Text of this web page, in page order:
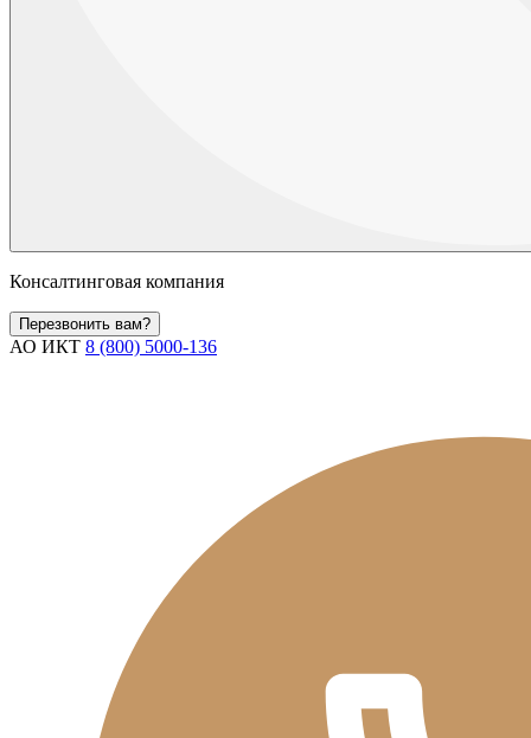
Консалтинговая компания
Перезвонить вам?
АО ИКТ 8 (800) 5000-136